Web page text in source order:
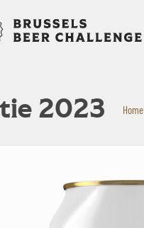
2023 Home